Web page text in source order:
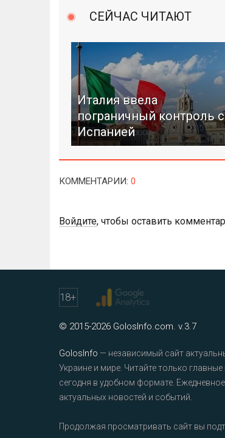
СЕЙЧАС ЧИТАЮТ
Италия ввела
пограничный контроль с
Испанией
КОММЕНТАРИИ: 0
Войдите, чтобы оставить
18+
© 2015-2026 GolosInfo.com. v.3.7
GolosInfo — независимый сайт
Украине и мире. Читайте только
сегодня в удобном формате.
актуальных новостей и событий.
Продолжая просматривать сайт вы